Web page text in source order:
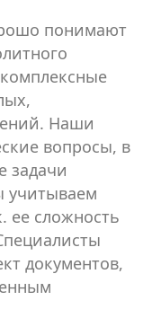
понимают
Наши
вопросы, в
задачи
учитываем
ее сложность
документов,